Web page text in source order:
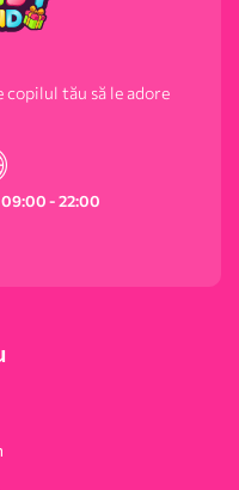
copilul tău să le adore
- 22:00